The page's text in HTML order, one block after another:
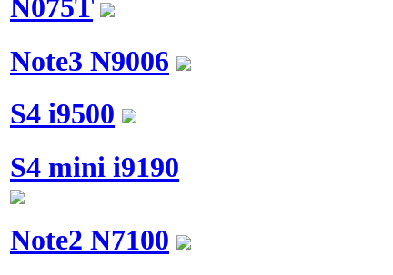
N075T
Note3 N9006
S4 i9500
S4 mini i9190
Note2 N7100